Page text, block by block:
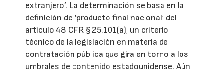
extranjero’. La determinación se basa en la
definición de ‘producto final nacional’ del
artículo 48 CFR § 25.101(a), un criterio
técnico de la legislación en materia de
contratación pública que gira en torno a los
umbrales de contenido estadounidense. Aún